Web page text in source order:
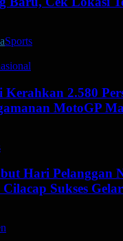
Sports
Kerahkan 2.580
MotoGP
Hari Pelanggan
Cilacap Sukses